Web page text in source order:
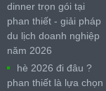
dinner trọn gói tại
phan thiết - giải pháp
du lịch doanh nghiệp
năm 2026
hè 2026 đi đâu ?
phan thiết là lựa chọn